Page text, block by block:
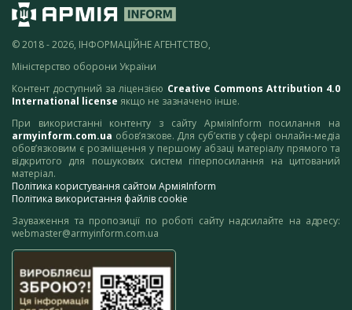
© 2018 - 2026, ІНФОРМАЦІЙНЕ АГЕНТСТВО,
Міністерство оборони України
Контент доступний за ліцензією Creative Commons Attribution 4.0
International license якщо не зазначено інше.
При використанні контенту з сайту АрміяInform посилання на
armyinform.com.ua обов’язкове. Для суб’єктів у сфері онлайн-медіа
обов’язковим є розміщення у першому абзаці матеріалу прямого та
відкритого для пошукових систем гіперпосилання на цитований
матеріал.
Політика користування сайтом АрміяInform
Політика використання файлів cookie
Зауваження та пропозиції по роботі сайту надсилайте на адресу:
webmaster@armyinform.com.ua